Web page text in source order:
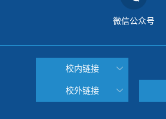
微信公众号
校内链接
校外链接